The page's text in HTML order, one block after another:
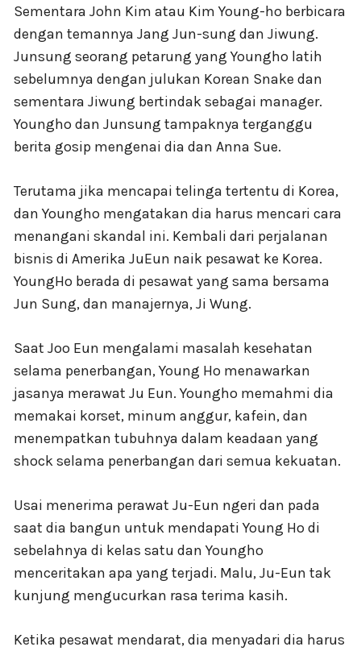
Sementara John Kim atau Kim Young-ho berbicara
dengan temannya Jang Jun-sung dan Jiwung.
Junsung seorang petarung yang Youngho latih
sebelumnya dengan julukan Korean Snake dan
sementara Jiwung bertindak sebagai manager.
Youngho dan Junsung tampaknya terganggu
berita gosip mengenai dia dan Anna Sue.
Terutama jika mencapai telinga tertentu di Korea,
dan Youngho mengatakan dia harus mencari cara
menangani skandal ini. Kembali dari perjalanan
bisnis di Amerika JuEun naik pesawat ke Korea.
YoungHo berada di pesawat yang sama bersama
Jun Sung, dan manajernya, Ji Wung.
Saat Joo Eun mengalami masalah kesehatan
selama penerbangan, Young Ho menawarkan
jasanya merawat Ju Eun. Youngho memahmi dia
memakai korset, minum anggur, kafein, dan
menempatkan tubuhnya dalam keadaan yang
shock selama penerbangan dari semua kekuatan.
Usai menerima perawat Ju-Eun ngeri dan pada
saat dia bangun untuk mendapati Young Ho di
sebelahnya di kelas satu dan Youngho
menceritakan apa yang terjadi. Malu, Ju-Eun tak
kunjung mengucurkan rasa terima kasih.
Ketika pesawat mendarat, dia menyadari dia harus